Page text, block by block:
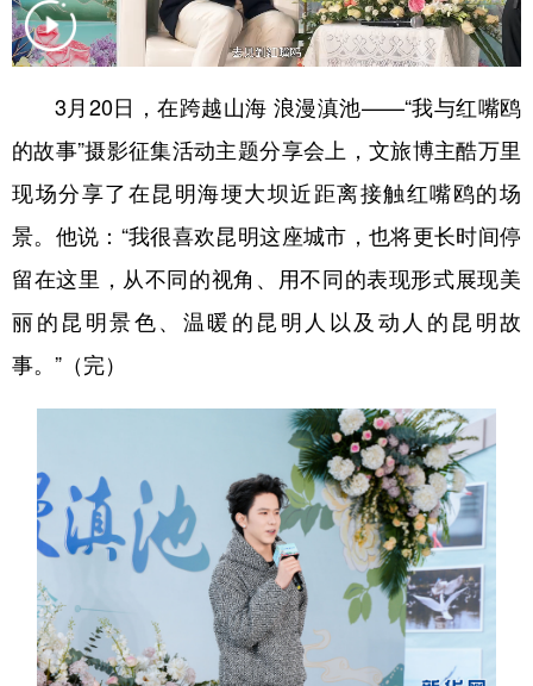
3月20日，在跨越山海 浪漫滇池——“我与红嘴鸥
的故事”摄影征集活动主题分享会上，文旅博主酷万里
现场分享了在昆明海埂大坝近距离接触红嘴鸥的场
景。他说：“我很喜欢昆明这座城市，也将更长时间停
留在这里，从不同的视角、用不同的表现形式展现美
丽的昆明景色、温暖的昆明人以及动人的昆明故
事。”（完）